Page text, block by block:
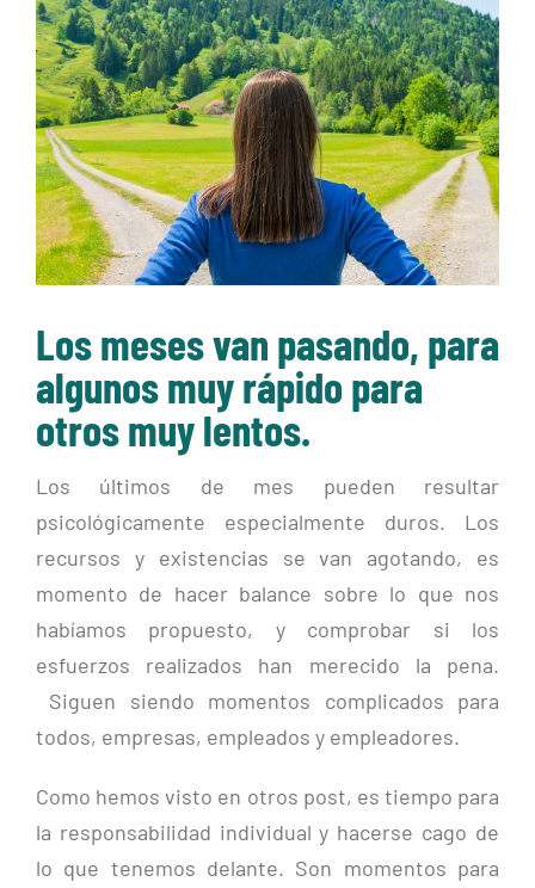
imagen
más
grande
Los meses van pasando, para
algunos muy rápido para
otros muy lentos.
Los últimos de mes pueden resultar
psicológicamente especialmente duros. Los
recursos y existencias se van agotando, es
momento de hacer balance sobre lo que nos
habíamos propuesto, y comprobar si los
esfuerzos realizados han merecido la pena.
Siguen siendo momentos complicados para
todos, empresas, empleados y empleadores.
Como hemos visto en otros post, es tiempo para
la responsabilidad individual y hacerse cago de
lo que tenemos delante. Son momentos para